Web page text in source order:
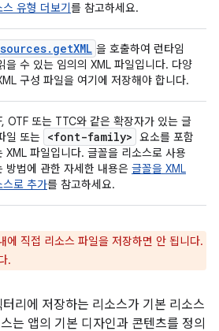
스 유형 더보기를 참고하세요.
. getXML 을 호출하여 런타임
을 수 있는 임의의 XML 파일입니다. 다양
구성 파일을 여기에 저장해야 합니다.
OTF 또는 TTC와 같은 확장자가 있는 글
일 또는 <font-family> 요소를 포함
XML 파일입니다. 글꼴을 리소스로 사용
방법에 관한 자세한 내용은 글꼴을 XML
스로 추가를 참고하세요.
에 직접 리소스 파일을 저장하면 안 됩니다.
.
리에 저장하는 리소스가 기본 리소스
는 앱의 기본 디자인과 콘텐츠를 정의